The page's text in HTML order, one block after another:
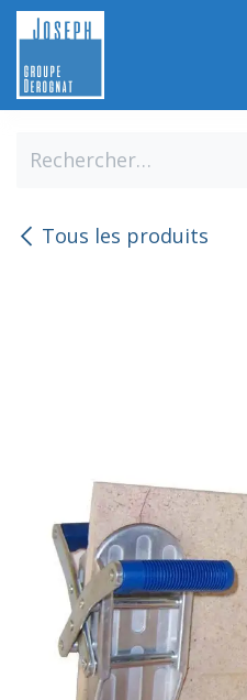
Se rendre au contenu
Tous les produits